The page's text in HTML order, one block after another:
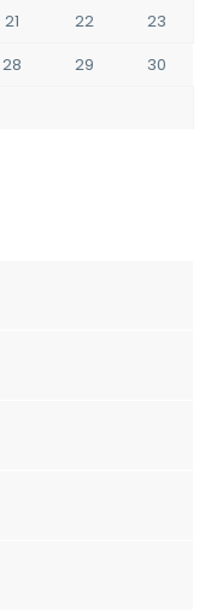
21 22
23
28 29
30